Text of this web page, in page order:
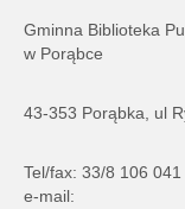
Gminna Biblioteka
w Porąbce
43-353 Porąbka, ul
Tel/fax: 33/8 106 041
e-mail: